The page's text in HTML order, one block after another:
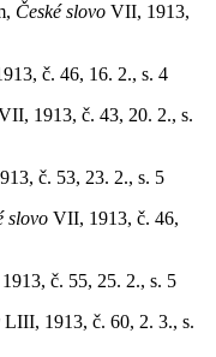
České slovo VII, 1913,
č. 46, 16. 2., s. 4
1913, č. 43, 20. 2., s.
č. 53, 23. 2., s. 5
slovo VII, 1913, č. 46,
č. 55, 25. 2., s. 5
LIII, 1913, č. 60, 2. 3., s.